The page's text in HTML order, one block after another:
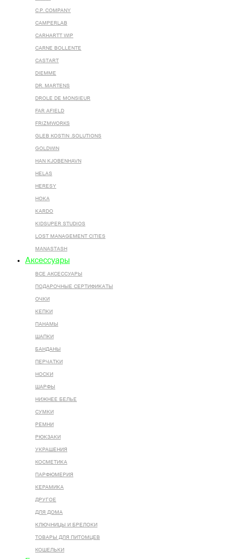
C.P. COMPANY
CAMPERLAB
CARHARTT WIP
CARNE BOLLENTE
CASTART
DIEMME
DR. MARTENS
DROLE DE MONSIEUR
FAR AFIELD
FRIZMWORKS
GLEB KOSTIN .SOLUTIONS
GOLDWIN
HAN KJOBENHAVN
HELAS
HERESY
HOKA
KARDO
KIDSUPER STUDIOS
LOST MANAGEMENT CITIES
MANASTASH
Аксессуары
ВСЕ AКСЕССУАРЫ
ПОДАРОЧНЫЕ СЕРТИФИКАТЫ
ОЧКИ
КЕПКИ
ПАНАМЫ
ШАПКИ
БАНДАНЫ
ПЕРЧАТКИ
НОСКИ
ШАРФЫ
НИЖНЕЕ БЕЛЬЕ
СУМКИ
РЕМНИ
РЮКЗАКИ
УКРАШЕНИЯ
КОСМЕТИКА
ПАРФЮМЕРИЯ
КЕРАМИКА
ДРУГОЕ
ДЛЯ ДОМА
КЛЮЧНИЦЫ И БРЕЛОКИ
ТОВАРЫ ДЛЯ ПИТОМЦЕВ
КОШЕЛЬКИ